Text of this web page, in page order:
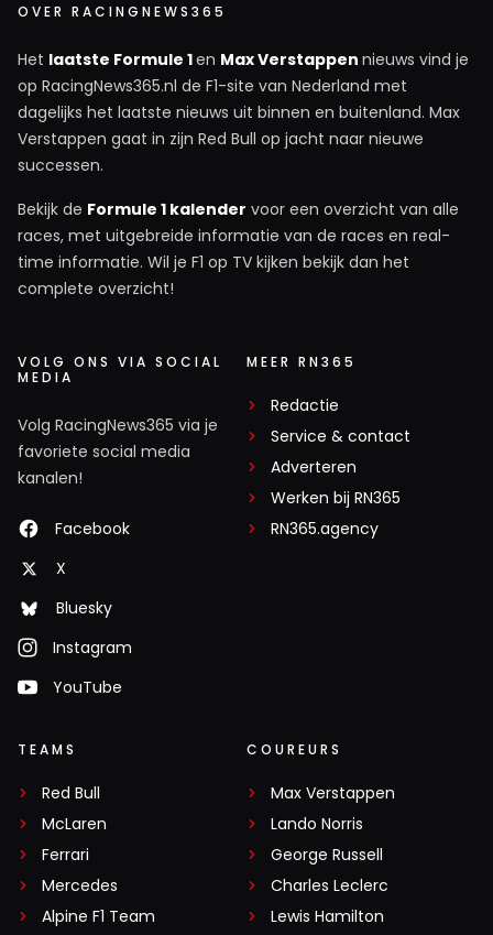
OVER RACINGNEWS365
Het laatste Formule 1en Max Verstappen nieuws vind je
op RacingNews365.nl de F1-site van Nederland met
dagelijks het laatste nieuws uit binnen en buitenland. Max
Verstappen gaat in zijn Red Bull op jacht naar nieuwe
successen.
Bekijk de Formule 1 kalender voor een overzicht van alle
races, met uitgebreide informatie van de races en real-
time informatie. Wil je F1 op TV kijken bekijk dan het
complete overzicht!
VOLG ONS VIA SOCIAL
MEDIA
Volg RacingNews365 via je
favoriete social media
kanalen!
Facebook
X
Bluesky
Instagram
YouTube
MEER RN365
Redactie
Service & contact
Adverteren
Werken bij RN365
RN365.agency
TEAMS
Red Bull
McLaren
Ferrari
Mercedes
Alpine F1 Team
COUREURS
Max Verstappen
Lando Norris
George Russell
Charles Leclerc
Lewis Hamilton